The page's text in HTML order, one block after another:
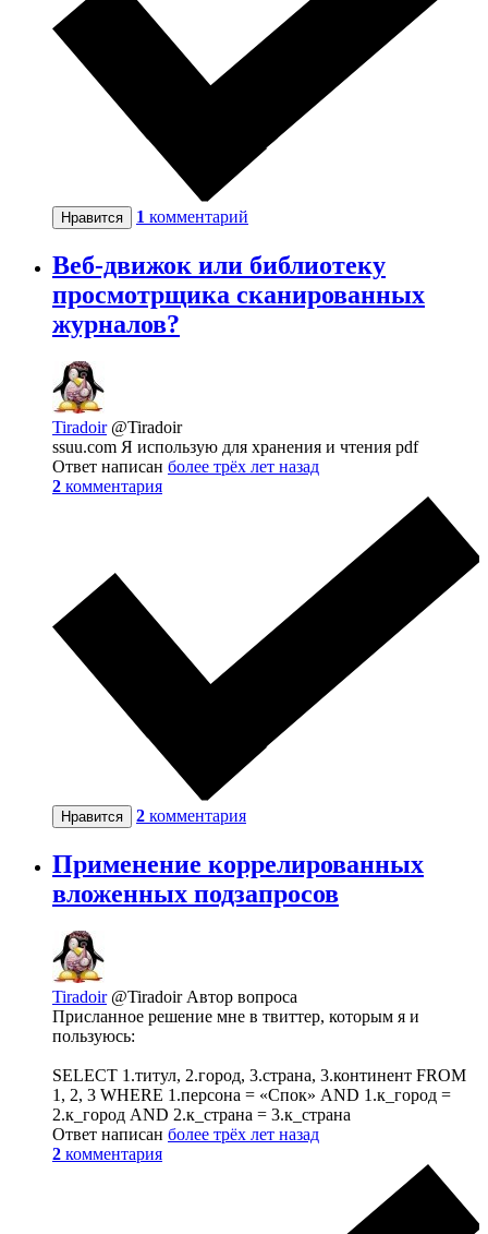
Нравится 1 комментарий
Веб-движок или библиотеку
просмотрщика сканированных
журналов?
Tiradoir @Tiradoir
ssuu.com Я использую для хранения и чтения pdf
Ответ написан более трёх лет назад
2 комментария
Нравится 2 комментария
Применение коррелированных
вложенных подзапросов
Tiradoir @Tiradoir Автор вопроса
Присланное решение мне в твиттер, которым я и
пользуюсь:
SELECT 1.титул, 2.город, 3.страна, 3.континент FROM
1, 2, 3 WHERE 1.персона = «Спок» AND 1.к_город =
2.к_город AND 2.к_страна = 3.к_страна
Ответ написан более трёх лет назад
2 комментария